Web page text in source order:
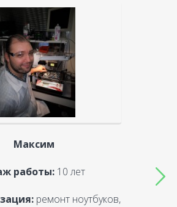
Максим
работы:10 лет
ремонт ноутбуков,